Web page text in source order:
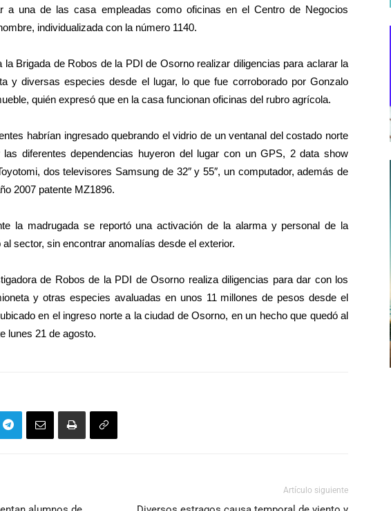
a una de las casa empleadas como oficinas en el Centro de Negocios
individualizada con la número 1140.
la Brigada de Robos de la PDI de Osorno realizar diligencias para aclarar la
y diversas especies desde el lugar, lo que fue corroborado por Gonzalo
quién expresó que en la casa funcionan oficinas del rubro agrícola.
habrían ingresado quebrando el vidrio de un ventanal del costado norte
diferentes dependencias huyeron del lugar con un GPS, 2 data show
dos televisores Samsung de 32″ y 55″, un computador, además de
2007 patente MZ1896.
la madrugada se reportó una activación de la alarma y personal de la
sector, sin encontrar anomalías desde el exterior.
de Robos de la PDI de Osorno realiza diligencias para dar con los
y otras especies avaluadas en unos 11 millones de pesos desde el
en el ingreso norte a la ciudad de Osorno, en un hecho que quedó al
lunes 21 de agosto.
Artículo siguiente